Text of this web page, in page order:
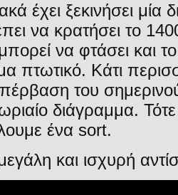
έχει ξεκινήσει μία
να κρατήσει το
να φτάσει και
πτωτικό. Κάτι
του
διάγραμμα.
ένα sort.
και ισχυρή